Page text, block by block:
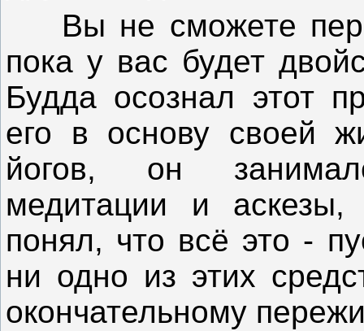
Вы не сможете
пока у вас будет
Будда осознал этот
его в основу своей
йогов, он
медитации и
понял, что всё это -
ни одно из этих
окончательному